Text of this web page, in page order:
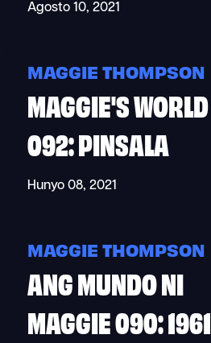
Agosto 10, 2021
MAGGIE THOMPSON
MAGGIE'S WORLD
092: PINSALA
Hunyo 08, 2021
MAGGIE THOMPSON
ANG MUNDO NI
MAGGIE 090: 1961